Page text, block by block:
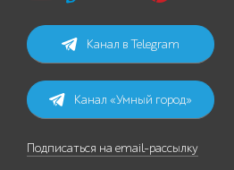
Канал в Telegram
Канал «Умный город»
Подписаться на email-рассылку